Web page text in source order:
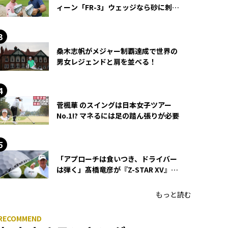
ィーン「FR-3」ウェッジなら砂に刺さ
桑木志帆がメジャー制覇達成で世界の
男女レジェンドと肩を並べる！
菅楓華 のスイングは日本女子ツアー
No.1!? マネるには足の踏ん張りが必要
「アプローチは食いつき、ドライバー
は弾く」髙橋竜彦が『Z-STAR XV』を
もっと読む